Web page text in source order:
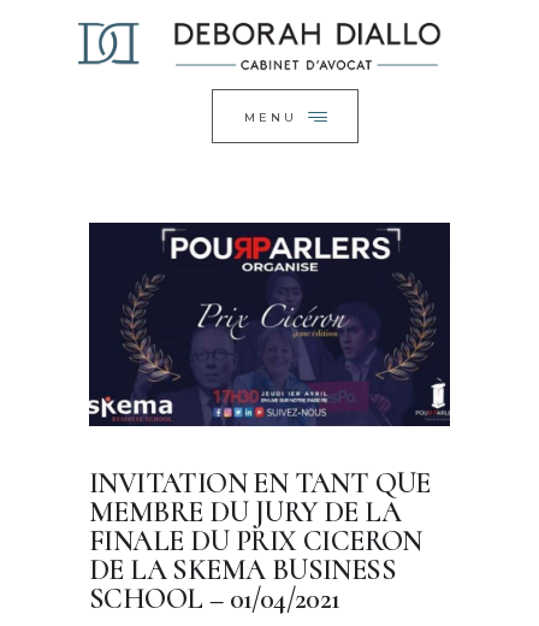
MENU
ACCUEIL
LE CABINET
CONTACT
INVITATION EN TANT QUE
MEMBRE DU JURY DE LA
FINALE DU PRIX CICERON
DE LA SKEMA BUSINESS
SCHOOL – 01/04/2021